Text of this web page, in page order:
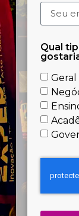
Qual
Geral